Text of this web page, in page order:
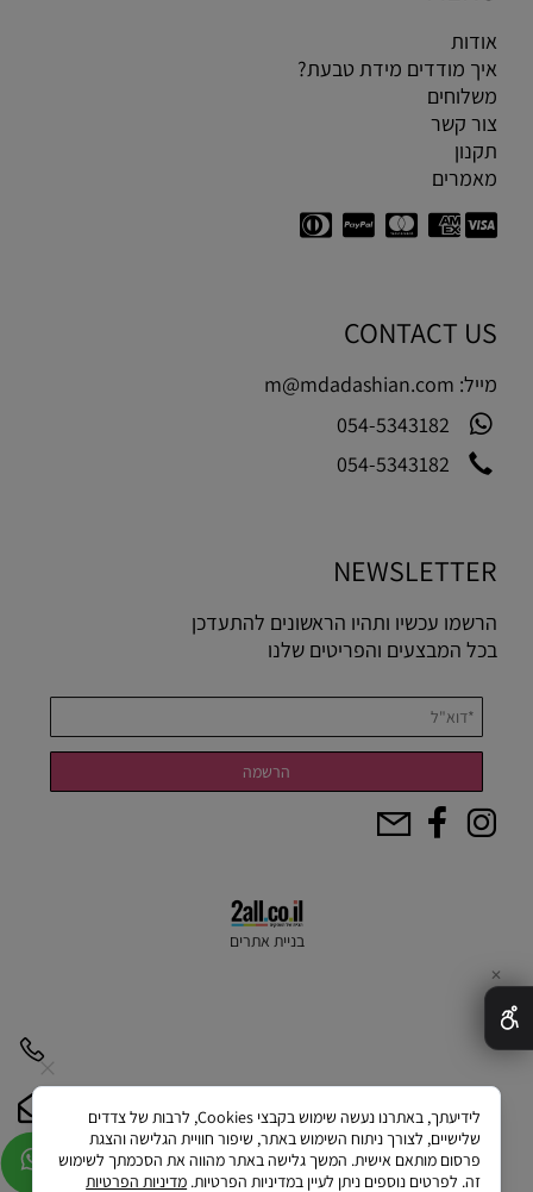
אודות
איך מודדים מידת טבעת?
משלוחים
צור קשר
תקנון
מאמרים
CONTACT US
מייל: m@mdadashian.com
054-5343182
054-5343182
NEWSLETTER
הרשמו עכשיו ותהיו הראשונים להתעדכן
בכל המבצעים והפריטים שלנו
בניית אתרים
✕
לידיעתך, באתרנו נעשה שימוש בקבצי Cookies, לרבות של צדדים
שלישיים, לצורך ניתוח השימוש באתר, שיפור חוויית הגלישה והצגת
פרסום מותאם אישית. המשך גלישה באתר מהווה את הסכמתך לשימוש
זה. לפרטים נוספים ניתן לעיין במדיניות הפרטיות. מדיניות הפרטיות